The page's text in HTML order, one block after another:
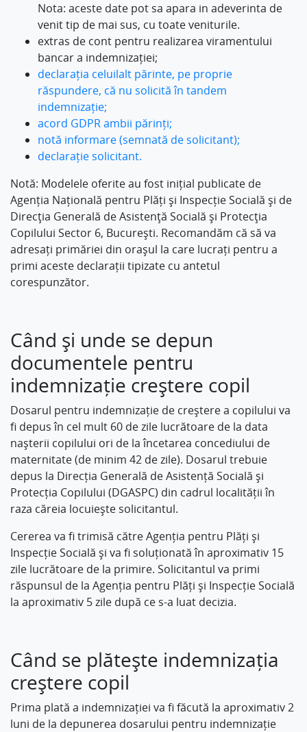
Nota: aceste date pot sa apara in adeverinta de
venit tip de mai sus, cu toate veniturile.
extras de cont pentru realizarea viramentului
bancar a indemnizației;
declarația celuilalt părinte, pe proprie
răspundere, că nu solicită în tandem
indemnizație;
acord GDPR ambii părinți;
notă informare (semnată de solicitant);
declarație solicitant.
Notă: Modelele oferite au fost inițial publicate de
Agenția Națională pentru Plăți și Inspecție Socială și de
Direcţia Generală de Asistenţă Socială şi Protecţia
Copilului Sector 6, Bucureşti. Recomandăm că să va
adresați primăriei din orașul la care lucrați pentru a
primi aceste declarații tipizate cu antetul
corespunzător.
Când și unde se depun
documentele pentru
indemnizație creștere copil
Dosarul pentru indemnizație de creștere a copilului va
fi depus în cel mult 60 de zile lucrătoare de la data
nașterii copilului ori de la încetarea concediului de
maternitate (de minim 42 de zile). Dosarul trebuie
depus la Direcția Generală de Asistență Socială și
Protecția Copilului (DGASPC) din cadrul localității în
raza căreia locuiește solicitantul.
Cererea va fi trimisă către Agenția pentru Plăți și
Inspecție Socială și va fi soluționată în aproximativ 15
zile lucrătoare de la primire. Solicitantul va primi
răspunsul de la Agenția pentru Plăți și Inspecție Socială
la aproximativ 5 zile după ce s-a luat decizia.
Când se plătește indemnizația
creștere copil
Prima plată a indemnizației va fi făcută la aproximativ 2
luni de la depunerea dosarului pentru indemnizație